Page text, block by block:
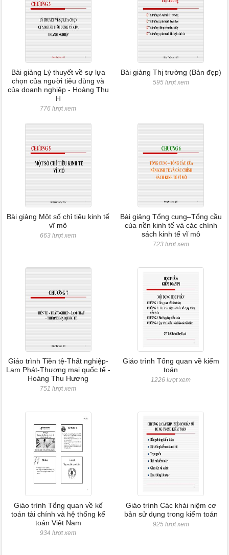
Bài giảng Lý thuyết về sự lựa
chọn của người tiêu dùng và
của doanh nghiệp - Hoàng Thu
H
776 lượt xem
Bài giảng Thị trường (Bản đẹp)
595 lượt xem
Bài giảng Một số chỉ tiêu kinh tế
vĩ mô
663 lượt xem
Bài giảng Tổng cung–Tổng cầu
của nền kinh tế và các chính
sách kinh tế vĩ mô
723 lượt xem
Giáo trình Tiền tệ-Thất nghiệp-
Lạm Phát-Thương mại quốc tế -
Hoàng Thu Hương
751 lượt xem
Giáo trình Tổng quan về kiểm
toán
1226 lượt xem
Giáo trình Tổng quan về kế
toán tài chính và hệ thống kế
toán Việt Nam
934 lượt xem
Giáo trình Các khái niệm cơ
bản sử dụng trong kiểm toán
925 lượt xem